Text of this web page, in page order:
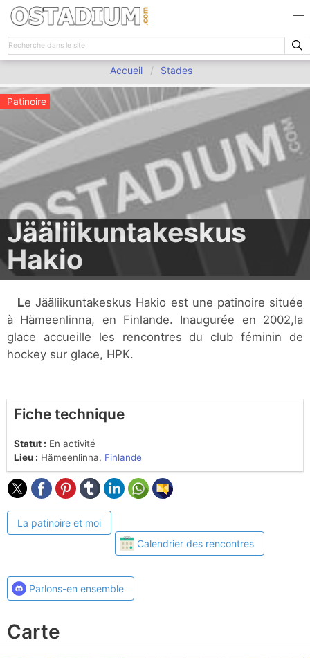
Accueil Stades
Patinoire
Jääliikuntakeskus
Hakio
Le Jääliikuntakeskus Hakio est une patinoire située
à Hämeenlinna, en Finlande. Inaugurée en 2002,la
glace accueille les rencontres du club féminin de
hockey sur glace, HPK.
Fiche technique
Statut : En activité
Lieu : Hämeenlinna, Finlande
La patinoire et moi
Calendrier des rencontres
Parlons-en ensemble
Carte